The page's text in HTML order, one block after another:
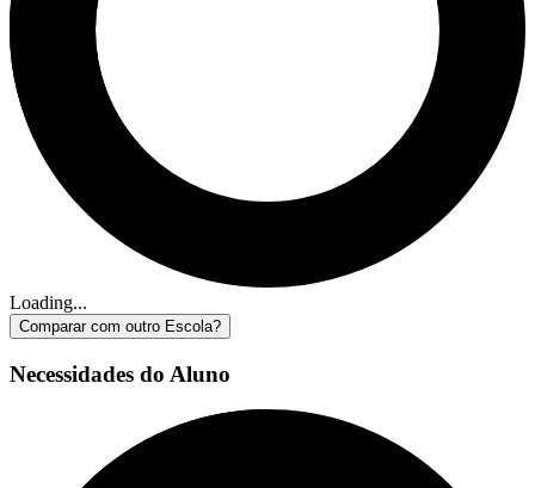
Loading...
Comparar com outro Escola?
Necessidades do Aluno